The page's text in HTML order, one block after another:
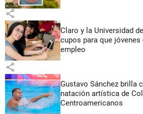
share
Claro y la Universidad
cupos para que
empleo
share
Gustavo Sánchez brilla
natación artística de
Centroamericanos